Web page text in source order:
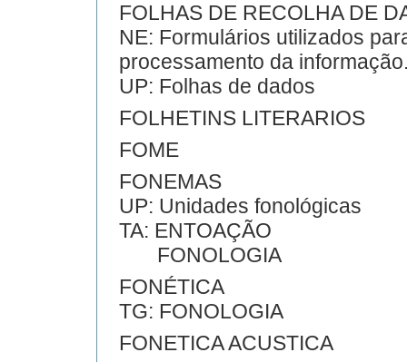
FOLHAS DE RECOLHA DE
NE: Formulários utilizados
processamento da
UP: Folhas de dados
FOLHETINS LITERARIOS
FOME
FONEMAS
UP: Unidades fonológicas
TA: ENTOAÇÃO
FONOLOGIA
FONÉTICA
TG: FONOLOGIA
FONETICA ACUSTICA